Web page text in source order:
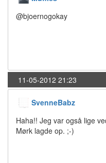
@bjoernogokay
11-05-2012 21:23
SvenneBabz
Haha!! Jeg var også lige
Mørk lagde op. ;-)